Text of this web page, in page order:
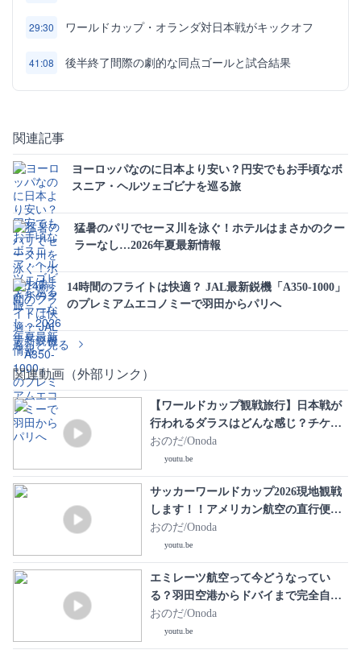
29:30 ワールドカップ・オランダ対日本戦がキックオフ
41:08 後半終了間際の劇的な同点ゴールと試合結果
関連記事
ヨーロッパなのに日本より安い？円安でもお手頃なボ
スニア・ヘルツェゴビナを巡る旅
猛暑のパリでセーヌ川を泳ぐ！ホテルはまさかのクー
ラーなし…2026年夏最新情報
14時間のフライトは快適？ JAL最新鋭機「A350-1000」
のプレミアムエコノミーで羽田からパリへ
もっと見る
関連動画（外部リンク）
【ワールドカップ観戦旅行】日本戦が
行われるダラスはどんな感じ？チケッ
ト10万円…現地の物価もヤバすぎた…
おのだ/Onoda
youtu.be
サッカーワールドカップ2026現地観戦
します！！アメリカン航空の直行便で
日本からアメリカ・ダラスへ✈️
おのだ/Onoda
youtu.be
エミレーツ航空って今どうなってい
る？羽田空港からドバイまで完全自己
責任で向かいます。。
おのだ/Onoda
youtu.be